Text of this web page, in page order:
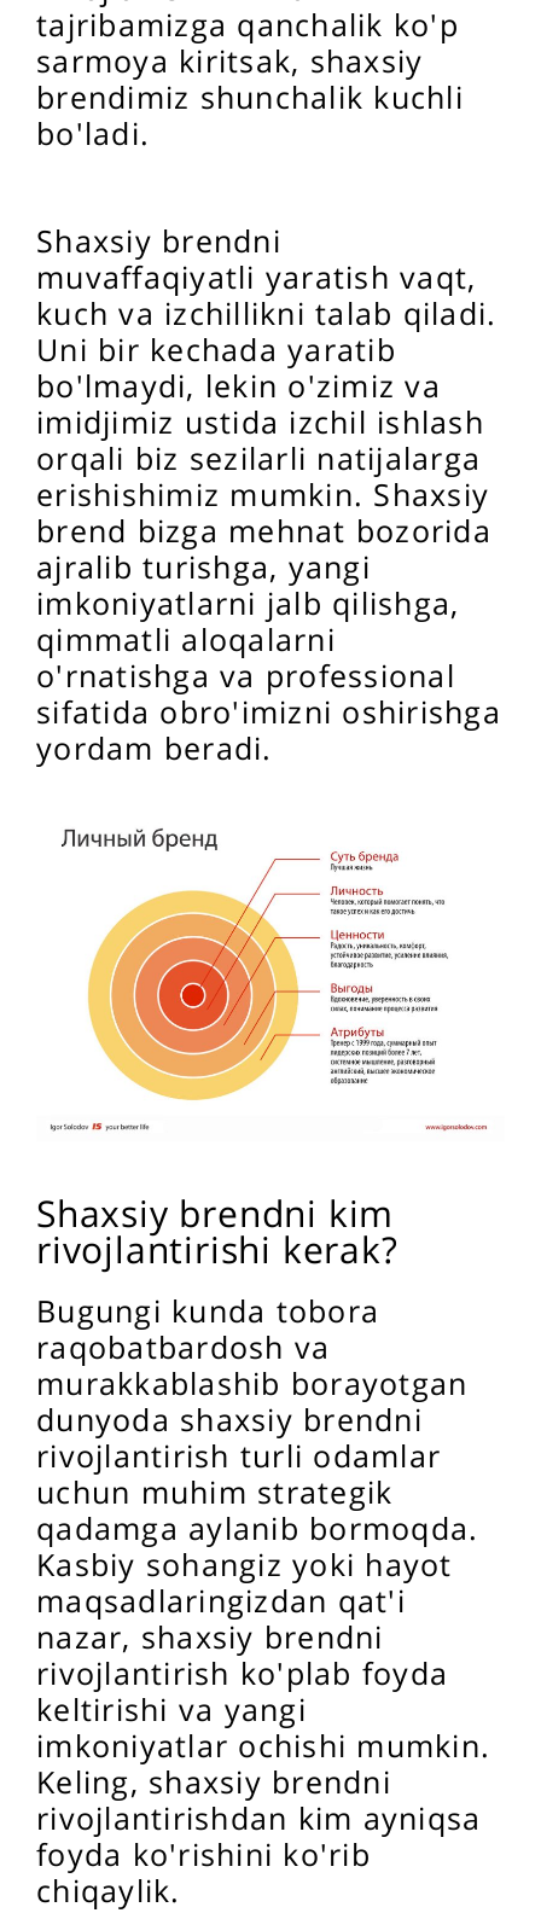
tajribamizga qanchalik ko'p
sarmoya kiritsak, shaxsiy
brendimiz shunchalik kuchli
bo'ladi.
Shaxsiy brendni
muvaffaqiyatli yaratish vaqt,
kuch va izchillikni talab qiladi.
Uni bir kechada yaratib
bo'lmaydi, lekin o'zimiz va
imidjimiz ustida izchil ishlash
orqali biz sezilarli natijalarga
erishishimiz mumkin. Shaxsiy
brend bizga mehnat bozorida
ajralib turishga, yangi
imkoniyatlarni jalb qilishga,
qimmatli aloqalarni
o'rnatishga va professional
sifatida obro'imizni oshirishga
yordam beradi.
Shaxsiy brendni kim
rivojlantirishi kerak?
Bugungi kunda tobora
raqobatbardosh va
murakkablashib borayotgan
dunyoda shaxsiy brendni
rivojlantirish turli odamlar
uchun muhim strategik
qadamga aylanib bormoqda.
Kasbiy sohangiz yoki hayot
maqsadlaringizdan qat'i
nazar, shaxsiy brendni
rivojlantirish ko'plab foyda
keltirishi va yangi
imkoniyatlar ochishi mumkin.
Keling, shaxsiy brendni
rivojlantirishdan kim ayniqsa
foyda ko'rishini ko'rib
chiqaylik.